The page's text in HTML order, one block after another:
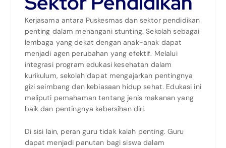
Kerjasama antara Puskesmas dan sektor pendidikan
penting dalam menangani stunting. Sekolah sebagai
lembaga yang dekat dengan anak-anak dapat
menjadi agen perubahan yang efektif. Melalui
integrasi program edukasi kesehatan dalam
kurikulum, sekolah dapat mengajarkan pentingnya
gizi seimbang dan kebiasaan hidup sehat. Edukasi ini
meliputi pemahaman tentang jenis makanan yang
baik dan pentingnya kebersihan diri.
Di sisi lain, peran guru tidak kalah penting. Guru
dapat menjadi panutan bagi siswa dalam